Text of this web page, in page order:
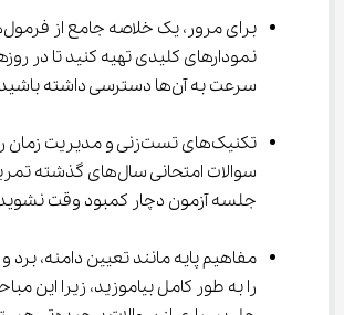
نمودارهای کلیدی تهیه کنید تا در
سرعت به آن‌ها دسترسی داشته باشید.
تکنیک‌های تست‌زنی و مدیریت
سوالات امتحانی سال‌های
جلسه آزمون دچار کمبود وقت
مفاهیم پایه مانند تعیین دامنه، برد و